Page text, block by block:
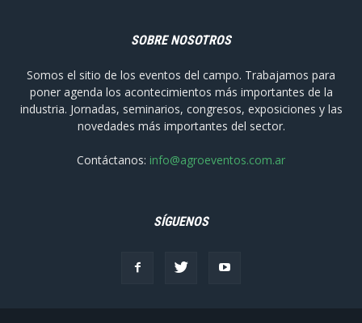
SOBRE NOSOTROS
Somos el sitio de los eventos del campo. Trabajamos para
poner agenda los acontecimientos más importantes de la
industria. Jornadas, seminarios, congresos, exposiciones y las
novedades más importantes del sector.
Contáctanos: info@agroeventos.com.ar
SÍGUENOS